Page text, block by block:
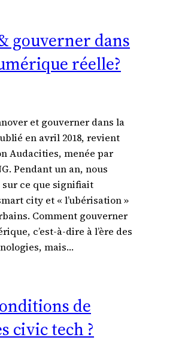
gouverner dans
réelle?
et gouverner dans la
en avril 2018, revient
Audacities, menée par
Pendant un an, nous
sur ce que signifiait
city et « l’ubérisation »
Comment gouverner
c’est-à-dire à l’ère des
mais…
de
civic tech ?